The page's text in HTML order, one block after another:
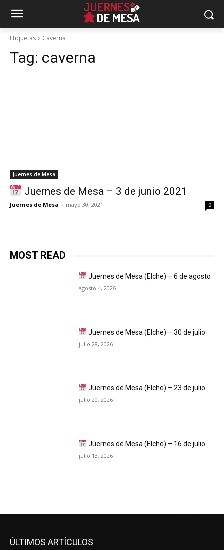
Etiquetas Caverna
Tag: caverna
Juernes de Mesa
Juernes de Mesa – 3 de junio 2021
Juernes de Mesa - mayo 30, 2021 0
MOST READ
Juernes de Mesa (Elche) – 6 de agosto
agosto 4, 2026
Juernes de Mesa (Elche) – 30 de julio
julio 28, 2026
Juernes de Mesa (Elche) – 23 de julio
julio 20, 2026
Juernes de Mesa (Elche) – 16 de julio
julio 13, 2026
ÚLTIMOS ARTÍCULOS